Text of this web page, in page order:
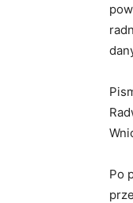
Po